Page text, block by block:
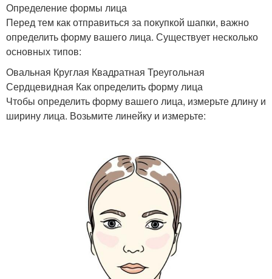
Определение формы лица
Перед тем как отправиться за покупкой шапки, важно
определить форму вашего лица. Существует несколько
основных типов:
Овальная Круглая Квадратная Треугольная
Сердцевидная Как определить форму лица
Чтобы определить форму вашего лица, измерьте длину и
ширину лица. Возьмите линейку и измерьте: